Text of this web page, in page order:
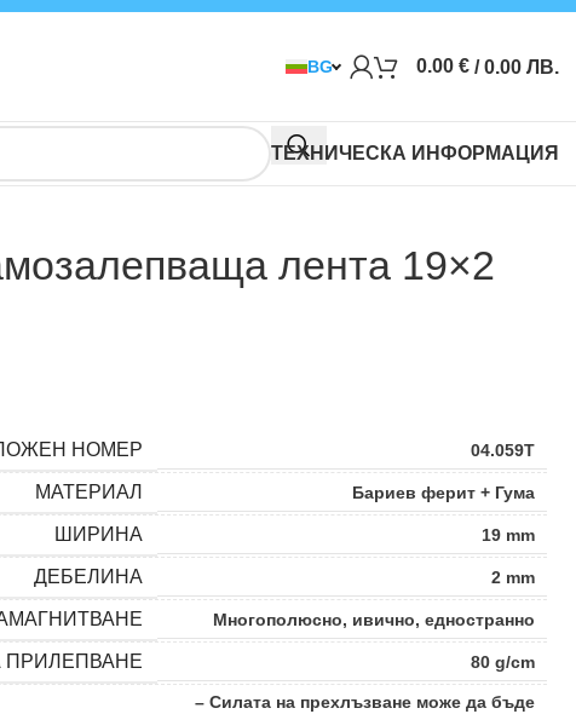
BG 0.00 € / 0.00 ЛВ.
ТЕХНИЧЕСКА ИНФОРМАЦИЯ
лента 19×2
НОМЕР 04.059T
МАТЕРИАЛ Бариев ферит + Гума
ШИРИНА 19 mm
ДЕБЕЛИНА 2 mm
Многополюсно, ивично, едностранно
ПРИЛЕПВАНЕ 80 g/cm
– Силата на прехлъзване може да бъде